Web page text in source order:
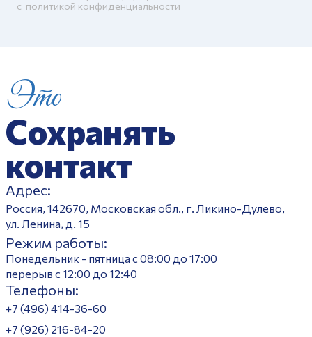
c политикой конфиденциальности
Это
Сохранять
контакт
Адрес:
Россия, 142670, Московская обл., г. Ликино-Дулево,
ул. Ленина, д. 15
Режим работы:
Понедельник - пятница с 08:00 до 17:00
перерыв с 12:00 до 12:40
Телефоны:
+7 (496) 414-36-60
+7 (926) 216-84-20